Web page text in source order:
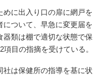
に出入り口の扉に網戸を
ついて、早急に変更届を
器類は棚で適切な状態で保
目の指摘を受けている。
は保健所の指導を基に状